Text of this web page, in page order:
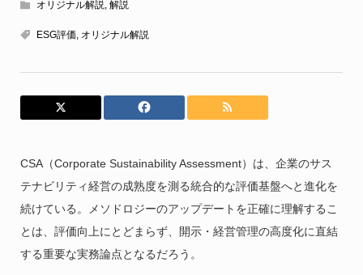
オリジナル解説, 解説
ESG評価, オリジナル解説
CSA（Corporate Sustainability Assessment）は、企業のサス
テナビリティ経営の成熟度を測る統合的な評価基盤へと進化を
続けている。メソドロジーのアップデートを正確に理解するこ
とは、評価向上にとどまらず、開示・経営管理の高度化に直結
する重要な実務論点となるだろう。